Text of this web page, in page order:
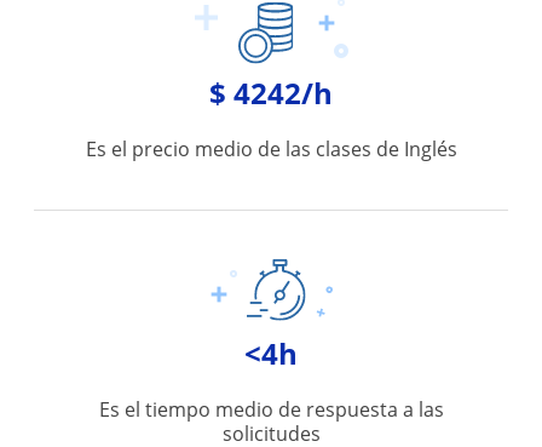
$ 4242/h
Es el precio medio de las clases de Inglés
<4h
Es el tiempo medio de respuesta a las
solicitudes